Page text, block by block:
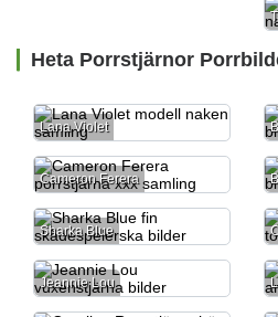
Heta Porrstjärnor
Lana Violet
Cameron Ferera
Sharka Blue
Jeannie Lou